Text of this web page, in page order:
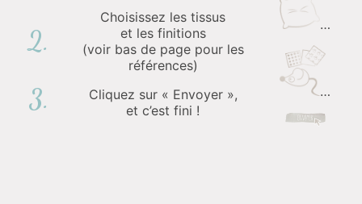
2.
3.
Choisissez les tissus
et les finitions
(voir bas de page pour les
références)
Cliquez sur « Envoyer »,
et c’est fini !
…
…